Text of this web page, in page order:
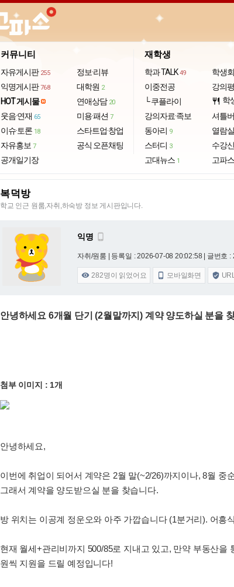
커뮤니티
자유게시판 255
익명게시판 768
HOT 게시물
웃음·연재 65
이슈·토론 18
자유홍보 7
공개일기장
정보·리뷰
대학원 2
연애상담 20
미용·패션 7
스타트업·창업
공식 오픈채팅
재학생
학과 TALK 49
이중전공
└ 쿠플라이
강의자료·족보
동아리 9
스터디 3
고대뉴스 1
학생회
강의
restaurant 학
셔틀
열람
수강
고파
복덕방
학교 인근 원룸,자취,하숙방 정보 게시판입니다.
익명 
자취/원룸 | 등록일 : 2026-07-08 20:02:58 | 글번호
 282명이 읽었어요  모바일화면 
안녕하세요 6개월 단기 (2월말까지) 계약 양도하실 분을
첨부 이미지 : 1개
안녕하세요,
이번에 취업이 되어서 계약은 2월 말(~2/26)까지이나, 8월 중
그래서 계약을 양도받으실 분을 찾습니다.
방 위치는 이공계 정운오와 아주 가깝습니다 (1분거리). 어흥
현재 월세+관리비까지 500/85로 지내고 있고, 만약 부동산
원씩 지원을 드릴 예정입니다!